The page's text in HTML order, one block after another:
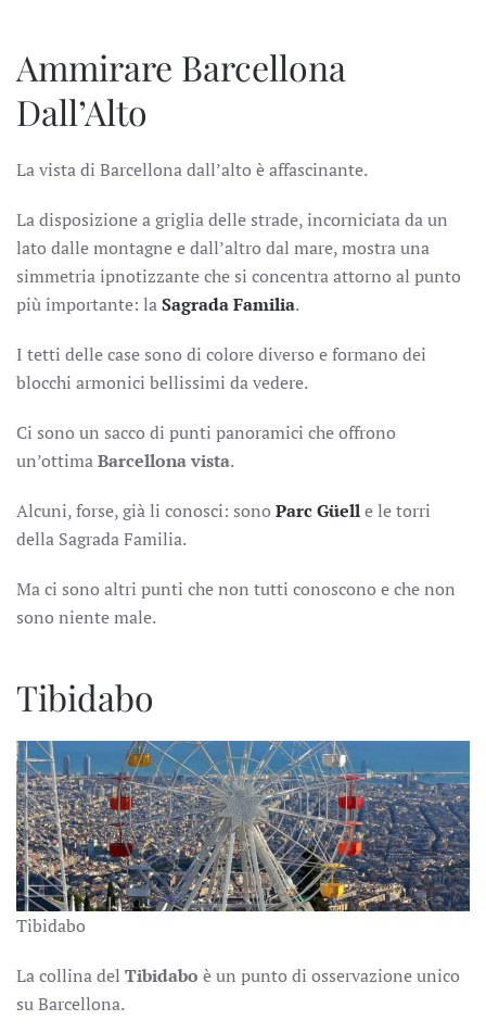
Ammirare Barcellona
Dall’Alto
La vista di Barcellona dall’alto è affascinante.
La disposizione a griglia delle strade, incorniciata da un
lato dalle montagne e dall’altro dal mare, mostra una
simmetria ipnotizzante che si concentra attorno al punto
più importante: laSagrada Familia.
I tetti delle case sono di colore diverso e formano dei
blocchi armonici bellissimi da vedere.
Ci sono un sacco di punti panoramici che offrono
un’ottimaBarcellona vista.
Alcuni, forse, già li conosci: sono Parc Güelle le torri
della Sagrada Familia.
Ma ci sono altri punti che non tutti conoscono e che non
sono niente male.
Tibidabo
Tibidabo
La collina del Tibidabo è un punto di osservazione unico
su Barcellona.